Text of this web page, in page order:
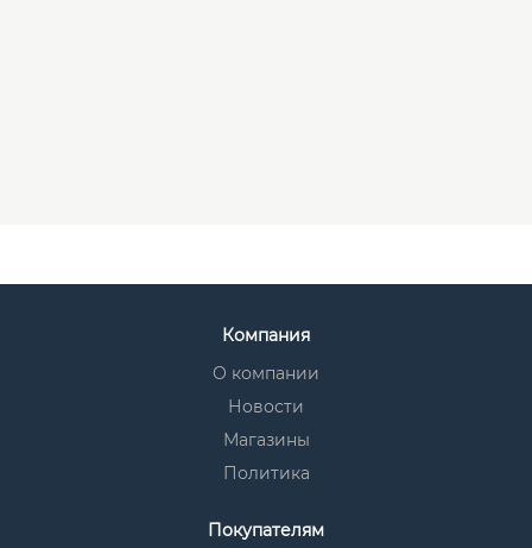
Компания
О компании
Новости
Магазины
Политика
Покупателям